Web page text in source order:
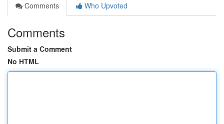
Comments
Who Upvoted
Comments
Submit a Comment
No HTML